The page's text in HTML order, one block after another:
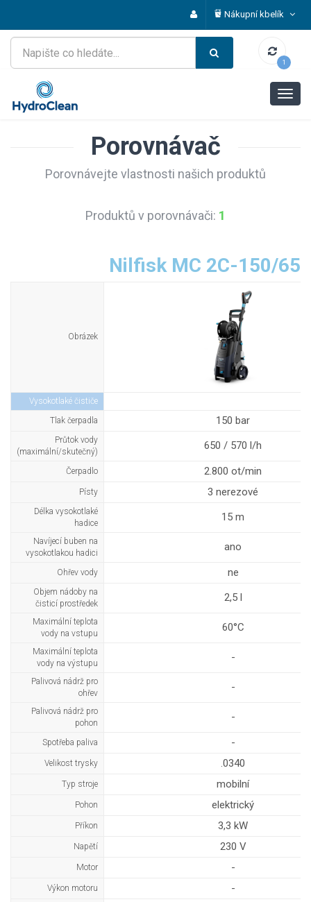
Nákupní kbelík
1
Porovnávač
Porovnávejte vlastnosti našich produktů
Produktů v porovnávači: 1
Nilfisk MC 2C-150/
Obrázek
Vysokotlaké čističe
Tlak čerpadla
150 bar
Průtok vody
(maximální/skutečný)
650 / 570 l/h
Čerpadlo 2.800 ot/min
Písty 3 nerezové
Délka vysokotlaké
hadice
15 m
Navíjecí buben na
vysokotlakou hadici
ano
Ohřev vody ne
Objem nádoby na
čisticí prostředek
2,5 l
Maximální teplota
vody na vstupu
60°C
Maximální teplota
vody na výstupu
-
Palivová nádrž pro
ohřev
-
Palivová nádrž pro
pohon
-
Spotřeba paliva -
Velikost trysky .0340
Typ stroje mobilní
Pohon elektrický
Příkon 3,3 kW
Napětí 230 V
Motor -
Výkon motoru -